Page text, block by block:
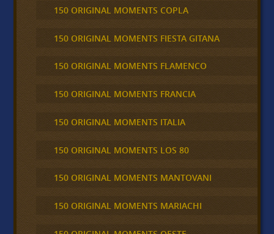
150 ORIGINAL MOMENTS COPLA
150 ORIGINAL MOMENTS FIESTA GITANA
150 ORIGINAL MOMENTS FLAMENCO
150 ORIGINAL MOMENTS FRANCIA
150 ORIGINAL MOMENTS ITALIA
150 ORIGINAL MOMENTS LOS 80
150 ORIGINAL MOMENTS MANTOVANI
150 ORIGINAL MOMENTS MARIACHI